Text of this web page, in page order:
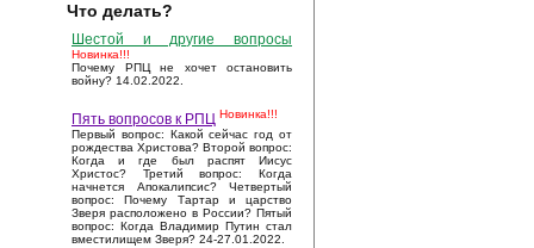
Что делать?
Шестой и другие вопросы
Новинка!!!
Почему РПЦ не хочет остановить
войну? 14.02.2022.
Пять вопросов к РПЦ Новинка!!!
Первый вопрос: Какой сейчас год от
рождества Христова? Второй вопрос:
Когда и где был распят Иисус
Христос? Третий вопрос: Когда
начнется Апокалипсис? Четвертый
вопрос: Почему Тартар и царство
Зверя расположено в России? Пятый
вопрос: Когда Владимир Путин стал
вместилищем Зверя? 24-27.01.2022.